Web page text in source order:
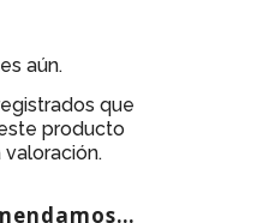
aún.
que
producto